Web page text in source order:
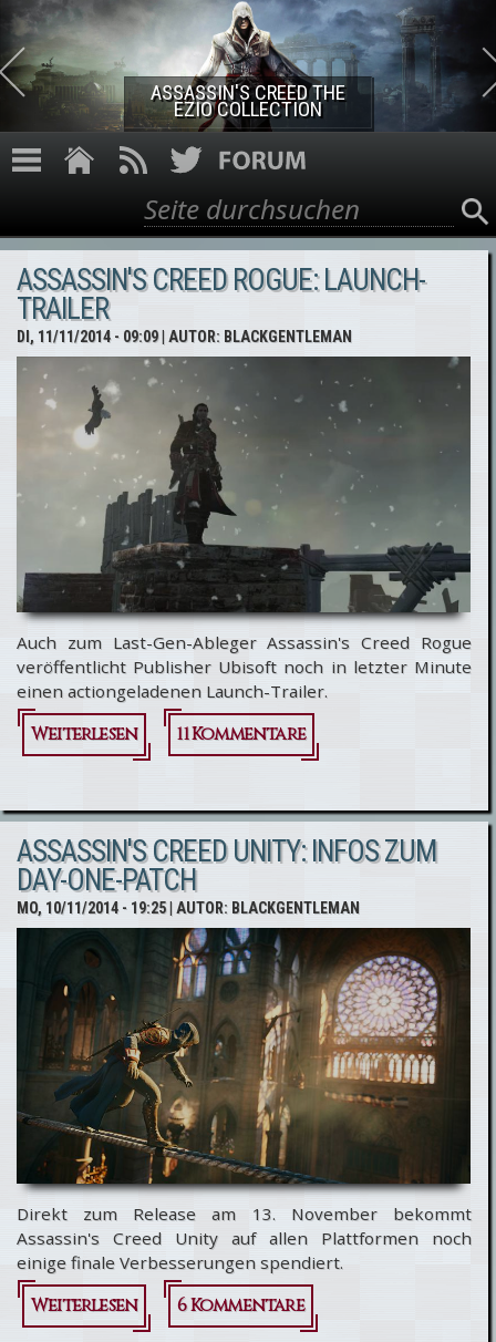
Direkt zum Inhalt
ASSASSIN'S CREED THE
EZIO COLLECTION
Suchformular
Suche
ASSASSIN'S CREED ROGUE: LAUNCH-
TRAILER
DI, 11/11/2014 - 09:09| AUTOR: BLACKGENTLEMAN
Auch zum Last-Gen-Ableger Assassin's Creed Rogue
veröffentlicht Publisher Ubisoft noch in letzter Minute
einen actiongeladenen Launch-Trailer.
Weiterlesen
über
Creed
Rogue:
Launch-
Trailer
11 Kommentare
ASSASSIN'S CREED UNITY: INFOS ZUM
DAY-ONE-PATCH
MO, 10/11/2014 - 19:25| AUTOR: BLACKGENTLEMAN
Direkt zum Release am 13. November bekommt
Assassin's Creed Unity auf allen Plattformen noch
einige finale Verbesserungen spendiert.
Weiterlesen
über
6 Kommentare